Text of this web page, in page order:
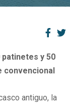
y 50
antiguo, la